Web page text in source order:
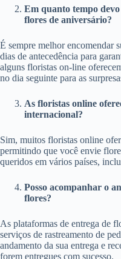
Em quanto tempo
flores de aniversário?
É sempre melhor encomendar
dias de antecedência para
alguns floristas on-line
no dia seguinte para as
As floristas online
internacional?
Sim, muitos floristas online
permitindo que você envie
queridos em vários países,
Posso acompanhar o
flores?
As plataformas de entrega de
serviços de rastreamento de
andamento da sua entrega e
forem entregues com sucesso.